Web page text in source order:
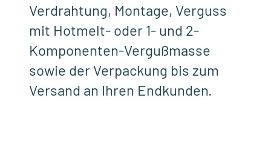
Verdrahtung, Montage, Verguss
mit Hotmelt- oder 1- und 2-
Komponenten-Vergußmasse
sowie der Verpackung bis zum
Versand an Ihren Endkunden.